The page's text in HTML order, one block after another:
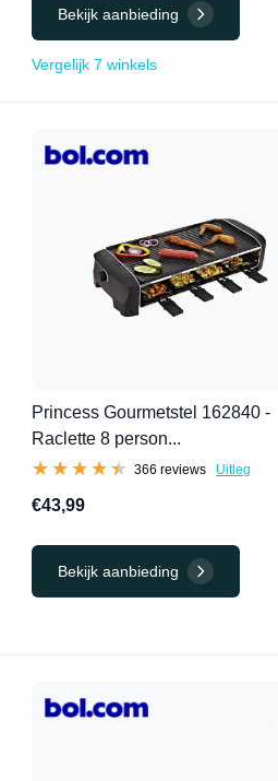
Bekijk aanbieding
Vergelijk 7 winkels
Princess Gourmetstel 162840 -
Raclette 8 person...
★★★★★
★★★★★ 366 reviews Uitleg
€43,99
Bekijk aanbieding